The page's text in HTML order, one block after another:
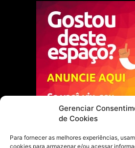
Gerenciar
de Cookies
Para fornecer as melhores experiências,
cookies para armazenar e/ou acessar